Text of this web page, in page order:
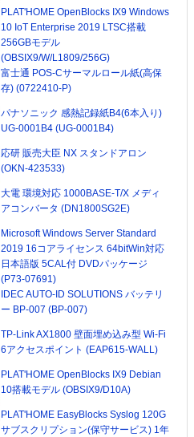
PLAT'HOME OpenBlocks IX9 Windows
10 IoT Enterprise 2019 LTSC搭載
256GBモデル
(OBSIX9/W/L1809/256G)
富士通 POS-Cサーマルロール紙(高保
存) (0722410-P)
パナソニック 感熱記録紙B4(6本入り)
UG-0001B4 (UG-0001B4)
応研 販売大臣 NX スタンドアロン
(OKN-423533)
大電 環境対応 1000BASE-T/X メディ
アコンバータ (DN1800SG2E)
Microsoft Windows Server Standard
2019 16コアライセンス 64bitWin対応
日本語版 5CAL付 DVDパッケージ
(P73-07691)
IDEC AUTO-ID SOLUTIONS バッテリ
ー BP-007 (BP-007)
TP-Link AX1800 壁面埋め込み型 Wi-Fi
6アクセスポイント (EAP615-WALL)
PLAT'HOME OpenBlocks IX9 Debian
10搭載モデル (OBSIX9/D10A)
PLAT'HOME EasyBlocks Syslog 120G
サブスクリプション(保守サービス) 1年